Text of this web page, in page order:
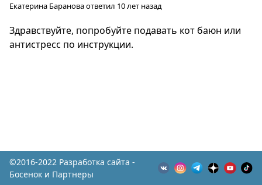
Екатерина Барановаответил 10 лет назад
Здравствуйте, попробуйте подавать кот баюн или
антистресс по инструкции.
©2016-2022 Разработка сайта -
Босенок и Партнеры